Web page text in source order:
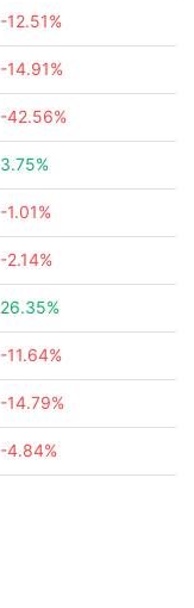
-12.51%
-14.91%
-42.56%
3.75%
-1.01%
-2.14%
26.35%
-11.64%
-14.79%
-4.84%